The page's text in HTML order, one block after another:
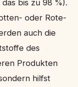
bis zu 98 %).
oder Rote-
auch die
des
Produkten
hilfst